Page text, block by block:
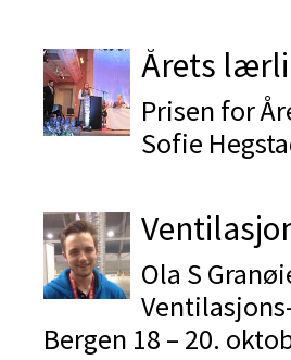
Årets
Prisen for
Sofie
Ola S
Bergen 18 – 20.